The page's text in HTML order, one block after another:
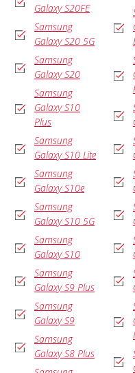
Galaxy S20FE
Samsung
Galaxy S20 5G
Samsung
Galaxy S20
Samsung
Galaxy S10
Plus
Samsung
Galaxy S10 Lite
Samsung
Galaxy S10e
Samsung
Galaxy S10 5G
Samsung
Galaxy S10
Samsung
Galaxy S9 Plus
Samsung
Galaxy S9
Samsung
Galaxy S8 Plus